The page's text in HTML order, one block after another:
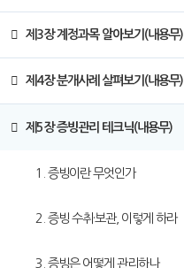
제3장 계정과목 알아보기(내용무)
제4장 분개사례 살펴보기(내용무)
제5장 증빙관리 테크닉(내용무)
1. 증빙이란 무엇인가
2. 증빙 수취·보관, 이렇게 하라
3. 증빙은 어떻게 관리하나